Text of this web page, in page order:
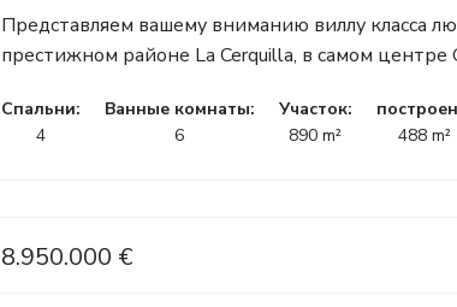
Представляем вашему вниманию виллу класса
престижном районе La Cerquilla, в самом центре
Cпальни:
4
Ванные комнаты:
6
Участок:
890 m²
488 m²
8.950.000 €